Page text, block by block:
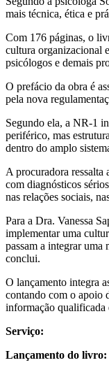
mais técnica, ética e
Com 176 páginas, o
cultura organizacional
psicólogos e demais
O prefácio da obra é
pela nova
Segundo ela, a NR-1
periférico, mas
dentro do amplo
A procuradora ressalta
com diagnósticos
nas relações sociais,
Para a Dra. Vanessa
implementar uma
passam a integrar uma
conclui.
O lançamento integra
contando com o apoio
informação qualificada
Serviço:
Lançamento do livro: